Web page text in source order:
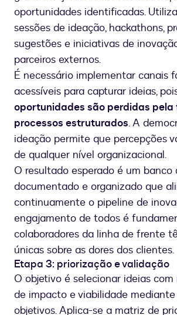
oportunidades identificadas.
sessões de ideação, hackathons,
sugestões e iniciativas de
parceiros externos.
É necessário implementar canais
acessíveis para capturar ideias,
oportunidades são perdidas
processos estruturados. A
ideação permite que percepções
de qualquer nível organizacional.
O resultado esperado é um banco
documentado e organizado que
continuamente o pipeline de
engajamento de todos é
colaboradores da linha de frente
únicas sobre as dores dos clientes.
Etapa 3: priorização e validação
O objetivo é selecionar ideias
de impacto e viabilidade
objetivos. Aplica-se a matriz de